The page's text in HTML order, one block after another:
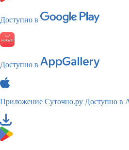
Доступно в
Доступно в
Приложение Суточно.ру Доступно в